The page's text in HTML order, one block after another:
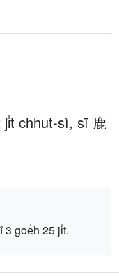
chhut-sì, sī 鹿
3 goe̍h 25 ji̍t.